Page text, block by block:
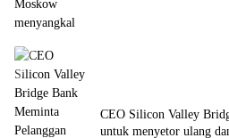
CEO Silicon Valley
untuk menyetor ulang